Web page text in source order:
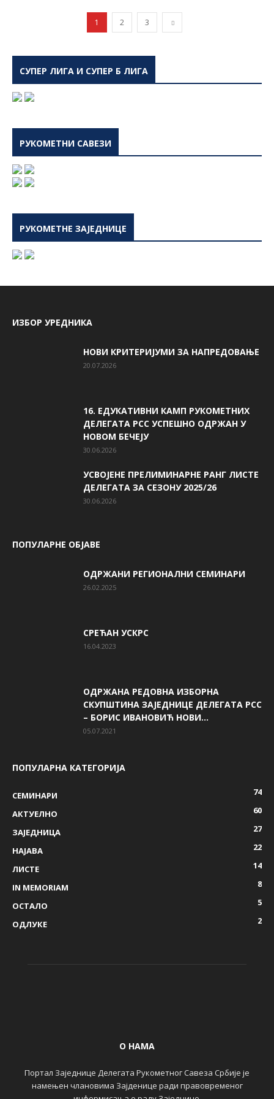
06:17
IHF Rule Interpretation 7 | Hitting the
1 2 3
СУПЕР ЛИГА И СУПЕР Б ЛИГА
РУКОМЕТНИ САВЕЗИ
РУКОМЕТНЕ ЗАЈЕДНИЦЕ
ИЗБОР УРЕДНИКА
НОВИ КРИТЕРИЈУМИ ЗА НАПРЕДОВАЊЕ
20.07.2026
16. ЕДУКАТИВНИ КАМП РУКОМЕТНИХ
ДЕЛЕГАТА РСС УСПЕШНО ОДРЖАН У
НОВОМ БЕЧЕЈУ
30.06.2026
УСВОЈЕНЕ ПРЕЛИМИНАРНЕ РАНГ ЛИСТЕ
ДЕЛЕГАТА ЗА СЕЗОНУ 2025/26
30.06.2026
ПОПУЛАРНЕ ОБЈАВЕ
ОДРЖАНИ РЕГИОНАЛНИ СЕМИНАРИ
26.02.2025
СРЕЋАН УСКРС
16.04.2023
ОДРЖАНА РЕДОВНА ИЗБОРНА
СКУПШТИНА ЗАЈЕДНИЦЕ ДЕЛЕГАТА РСС
– БОРИС ИВАНОВИЋ НОВИ...
05.07.2021
ПОПУЛАРНА КАТЕГОРИЈА
СЕМИНАРИ
74
AКТУЕЛНО
60
ЗАЈЕДНИЦА
27
НАЈАВА
22
ЛИСТЕ
14
IN MEMORIAM
8
ОСТАЛО
5
ОДЛУКЕ
2
О НАМА
Портал Заједнице Делегата Рукометног Савеза Србије је
намењен члановима Зајденице ради правовременог